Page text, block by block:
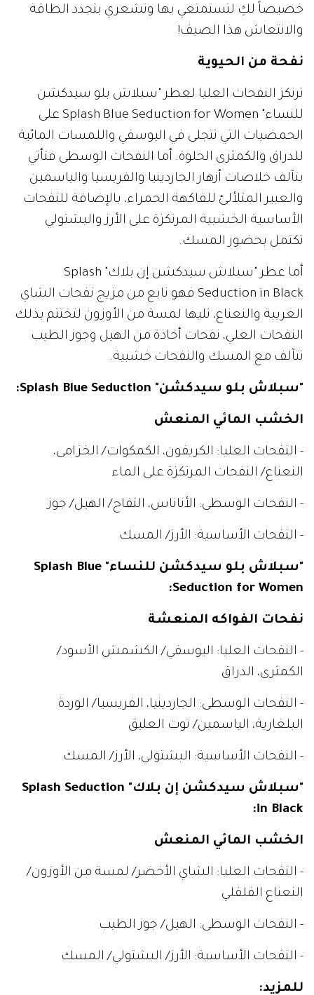
خصيصاً لكِ لتستمتعي بها وتشعري بتجدد الطاقة
والانتعاش هذا الصيف!
نفحة من الحيوية
ترتكز النفحات العليا لعطر "سبلاش بلو سيدكشن
للنساء" Splash Blue Seduction for Women على
الحمضيات التي تتجلى في اليوسفي واللمسات المائية
للدراق والكمثرى الحلوة. أما النفحات الوسطى فتأتي
بتآلف خلاصات أزهار الجاردينيا والفريسيا والياسمين
والعبير المتلألئ للفاكهة الحمراء، بالإضافة للنفحات
الأساسية الخشبية المرتكزة على الأرز والبشتولي
تكتمل بحضور المسك.
أما عطر "سبلاش سيدكشن إن بلاك" Splash
Seduction in Black فهو نابع من مزيج نفحات الشاي
الغريبة والنعناع، تليها لمسة من الأوزون لتختتم بذلك
النفحات العلي، نفحات أخاذة من الهيل وجوز الطيب
تتآلف مع المسك والنفحات خشبية.
"سبلاش بلو سيدكشن" Splash Blue Seduction:
الخشب المائي المنعش
- النفحات العليا: الكريفون، الكمكوات/ الخزامى،
النعناع/ النفحات المرتكزة على الماء
- النفحات الوسطى: الأناناس، التفاح/ الهيل/ جوز
- النفحات الأساسية: الأرز/ المسك
"سبلاش بلو سيدكشن للنساء" Splash Blue
Seduction for Women:
نفحات الفواكه المنعشة
- النفحات العليا: اليوسفي/ الكشمش الأسود/
الكمثرى، الدراق
- النفحات الوسطى: الجاردينيا، الفريسيا/ الوردة
البلغارية، الياسمين/ توت العليق
- النفحات الأساسية: البشتولي، الأرز/ المسك
"سبلاش سيدكشن إن بلاك" Splash Seduction
in Black:
الخشب المائي المنعش
- النفحات العليا: الشاي الأخضر/ لمسة من الأوزون/
النعناع الفلفلي
- النفحات الوسطى: الهيل/ جوز الطيب
- النفحات الأساسية: الأرز/ البشتولي/ المسك
للمزيد: